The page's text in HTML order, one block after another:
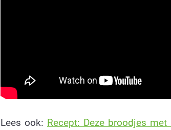
Lees ook: Recept: Deze broodjes